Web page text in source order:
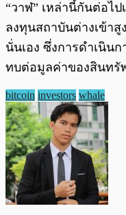
“วาฬ” เหล่านี้กันต่อไ
ลงทุนสถาบันต่างเข้า
นั่นเอง ซึ่งการดำเนิน
ทบต่อมูลค่าของสินทรั
bitcoin investors whale